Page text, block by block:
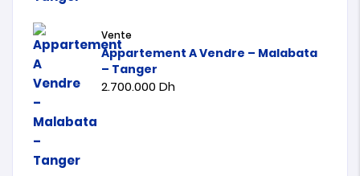
Vente
Appartement A Vendre – Malabata
– Tanger
2.700.000 Dh